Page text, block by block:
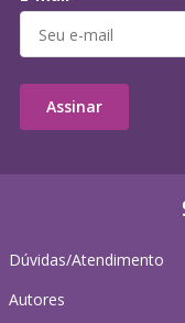
Dúvidas/Atendimento
Autores
Assinar